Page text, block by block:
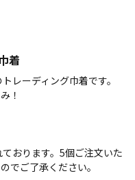
着
レーディング巾着です。
！
おります。5個ご注文いた
でご了承ください。